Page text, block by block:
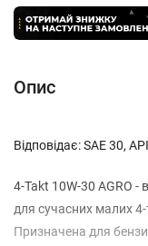
Опис
Відповідає: SAE 30,
4-Takt 10W-30 AGRO -
для сучасних малих 4-
Призначена для